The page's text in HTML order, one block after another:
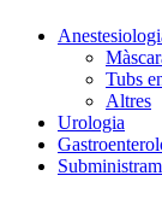
Tubs
Altres
Urologia